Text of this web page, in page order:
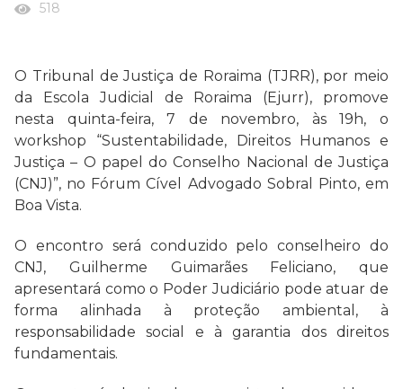
518
O Tribunal de Justiça de Roraima (TJRR), por meio
da Escola Judicial de Roraima (Ejurr), promove
nesta quinta-feira, 7 de novembro, às 19h, o
workshop “Sustentabilidade, Direitos Humanos e
Justiça – O papel do Conselho Nacional de Justiça
(CNJ)”, no Fórum Cível Advogado Sobral Pinto, em
Boa Vista.
O encontro será conduzido pelo conselheiro do
CNJ, Guilherme Guimarães Feliciano, que
apresentará como o Poder Judiciário pode atuar de
forma alinhada à proteção ambiental, à
responsabilidade social e à garantia dos direitos
fundamentais.